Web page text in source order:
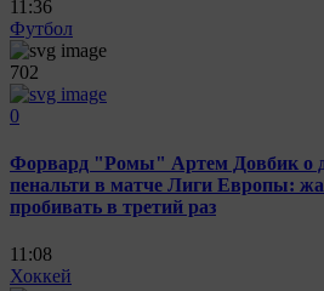
11:36
Футбол
702
0
Форвард "Ромы" Артем Довбик о
пенальти в матче Лиги Европы:
пробивать в третий раз
11:08
Хоккей